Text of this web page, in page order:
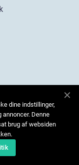
dine indstillinger,
Denne
brug af websiden